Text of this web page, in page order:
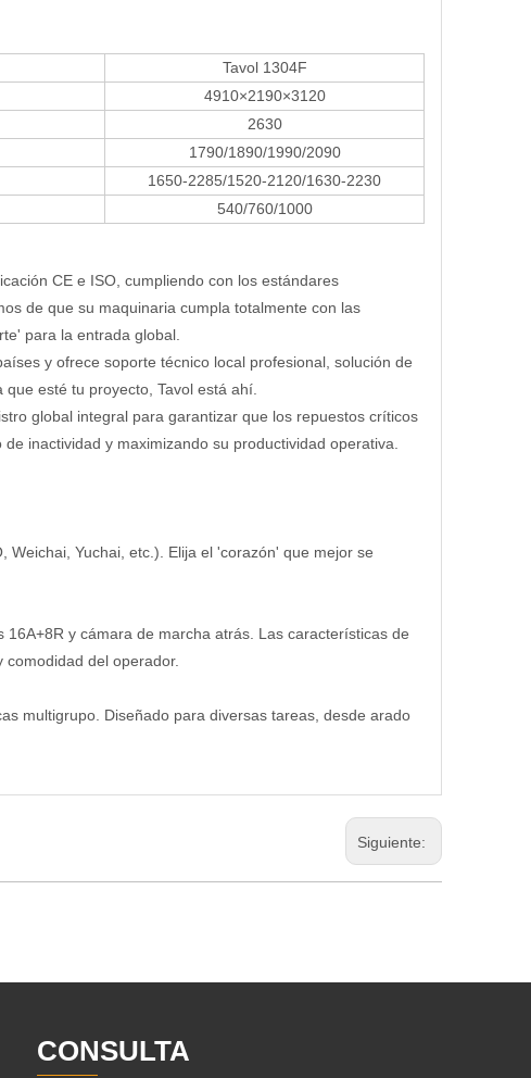
Tavol 1304F
4910×2190×3120
2630
1790/1890/1990/2090
1650-2285/1520-2120/1630-2230
540/760/1000
CE e ISO, cumpliendo con los estándares
de que su maquinaria cumpla totalmente con las
para la entrada global.
y ofrece soporte técnico local profesional, solución de
esté tu proyecto, Tavol está ahí.
global integral para garantizar que los repuestos críticos
inactividad y maximizando su productividad operativa.
Yuchai, etc.). Elija el 'corazón' que mejor se
y cámara de marcha atrás. Las características de
del operador.
multigrupo. Diseñado para diversas tareas, desde arado
Siguiente:
CONSULTA